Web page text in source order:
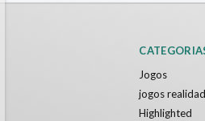
Jogos
jogos
Highlighted